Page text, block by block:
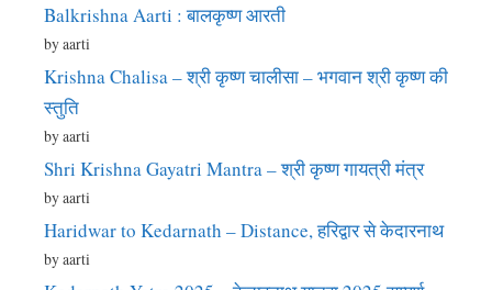
Balkrishna Aarti : बालकृष्ण आरती
by aarti
Krishna Chalisa – श्री कृष्ण चालीसा – भगवान श्री कृष्ण की
स्तुति
by aarti
Shri Krishna Gayatri Mantra – श्री कृष्ण गायत्री मंत्र
by aarti
Haridwar to Kedarnath – Distance, हरिद्वार से केदारनाथ
by aarti